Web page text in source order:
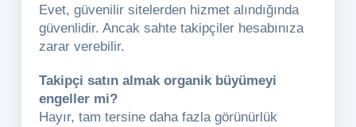
Evet, güvenilir sitelerden hizmet alındığında
güvenlidir. Ancak sahte takipçiler hesabınıza
zarar verebilir.
Takipçi satın almak organik büyümeyi
engeller mi?
Hayır, tam tersine daha fazla görünürlük